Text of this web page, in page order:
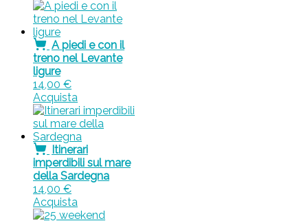
A piedi e con il
treno nel Levante
ligure
14,00 €
Acquista
Itinerari
imperdibili sul mare
della Sardegna
14,00 €
Acquista